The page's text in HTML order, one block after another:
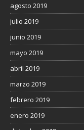
agosto 2019
julio 2019
junio 2019
mayo 2019
abril 2019
marzo 2019
febrero 2019
enero 2019